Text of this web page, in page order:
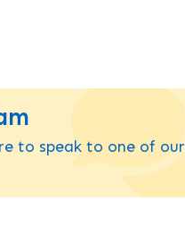
to speak to one of our